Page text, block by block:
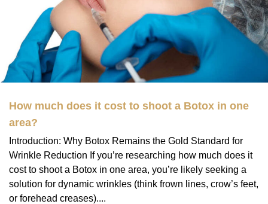
How much does it cost to shoot a Botox in one
area?
Introduction: Why Botox Remains the Gold Standard for
Wrinkle Reduction If you’re researching how much does it
cost to shoot a Botox in one area, you’re likely seeking a
solution for dynamic wrinkles (think frown lines, crow’s feet,
or forehead creases)....